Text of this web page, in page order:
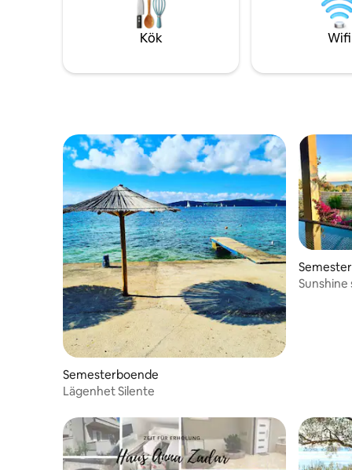
Kök Wifi
Semesterboende
Lägenhet Silente